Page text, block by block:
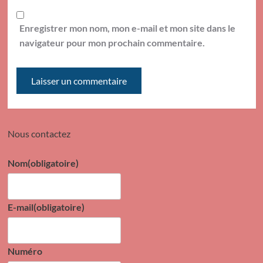
Enregistrer mon nom, mon e-mail et mon site dans le
navigateur pour mon prochain commentaire.
Nous contactez
Nom(obligatoire)
E-mail(obligatoire)
Numéro